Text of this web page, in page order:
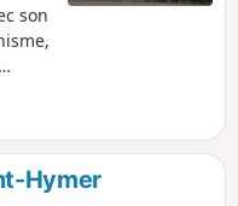
son
Hymer